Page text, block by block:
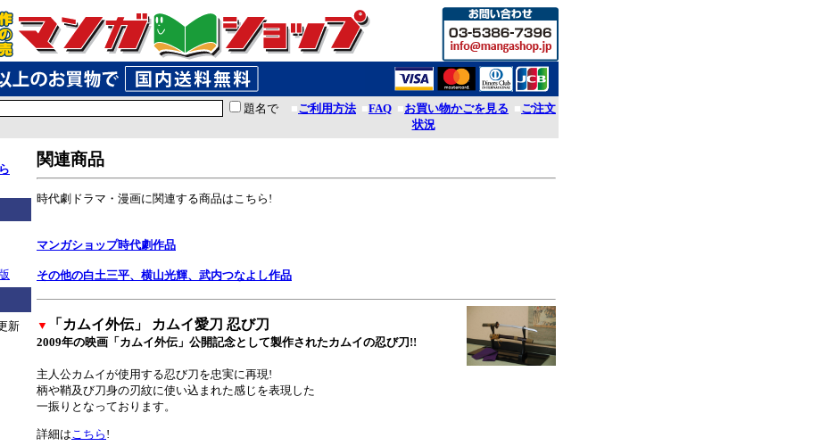
題名で ■ご利用方法■FAQ ■お買い物かごを見る ■ご注文
状況
新
関連商品
時代劇ドラマ・漫画に関連する商品はこちら!
マンガショップ時代劇作品
その他の白土三平、横山光輝、武内つなよし作品
▼ 「カムイ外伝」 カムイ愛刀 忍び刀
2009年の映画「カムイ外伝」公開記念として製作されたカムイの忍び刀!!
主人公カムイが使用する忍び刀を忠実に再現!
柄や鞘及び刀身の刃紋に使い込まれた感じを表現した
一振りとなっております。
詳細はこちら !